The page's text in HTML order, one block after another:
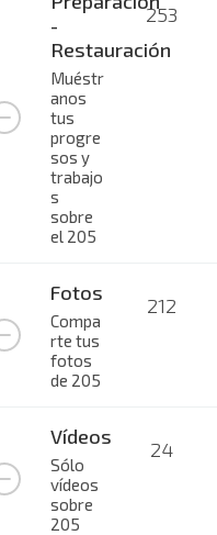
-
Restauración
Muéstr
anos
tus
progre
sos y
trabajo
s
sobre
el 205
253
Fotos
Compa
rte tus
fotos
de 205
212
Vídeos
Sólo
vídeos
sobre
205
24